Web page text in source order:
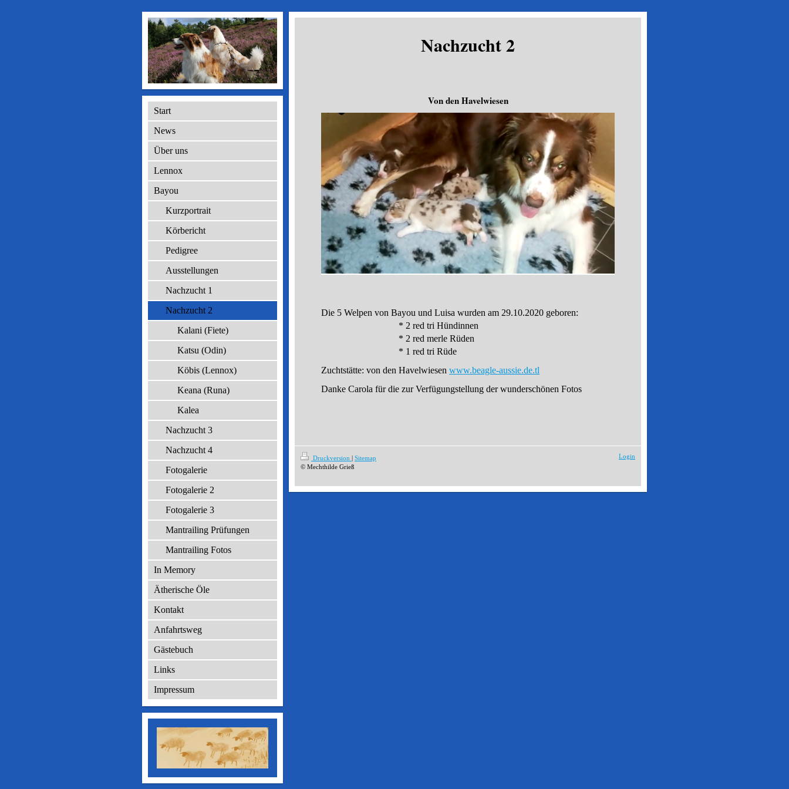
Start
News
Über uns
Lennox
Bayou
Kurzportrait
Körbericht
Pedigree
Ausstellungen
Nachzucht 1
Nachzucht 2
Kalani (Fiete)
Katsu (Odin)
Köbis (Lennox)
Keana (Runa)
Kalea
Nachzucht 3
Nachzucht 4
Fotogalerie
Fotogalerie 2
Fotogalerie 3
Mantrailing Prüfungen
Mantrailing Fotos
In Memory
Ätherische Öle
Kontakt
Anfahrtsweg
Gästebuch
Links
Impressum
Nachzucht 2
Von den Havelwiesen
Die 5 Welpen von Bayou und Luisa wurden am 29.10.2020 geboren:
* 2 red tri Hündinnen
* 2 red merle Rüden
* 1 red tri Rüde
Zuchtstätte: von den Havelwiesen www.beagle-aussie.de.tl
Danke Carola für die zur Verfügungstellung der wunderschönen Fotos
Druckversion | Sitemap
© Mechthilde Grieß
Login